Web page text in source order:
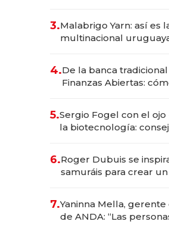
anticipación y prepara
3.Malabrigo Yarn: así es
multinacional
4.De la banca tradicional
Finanzas Abiertas:
5.Sergio Fogel con el
la biotecnología:
6.Roger Dubuis se
samuráis para crear
7.Yaninna Mella,
de ANDA: “Las